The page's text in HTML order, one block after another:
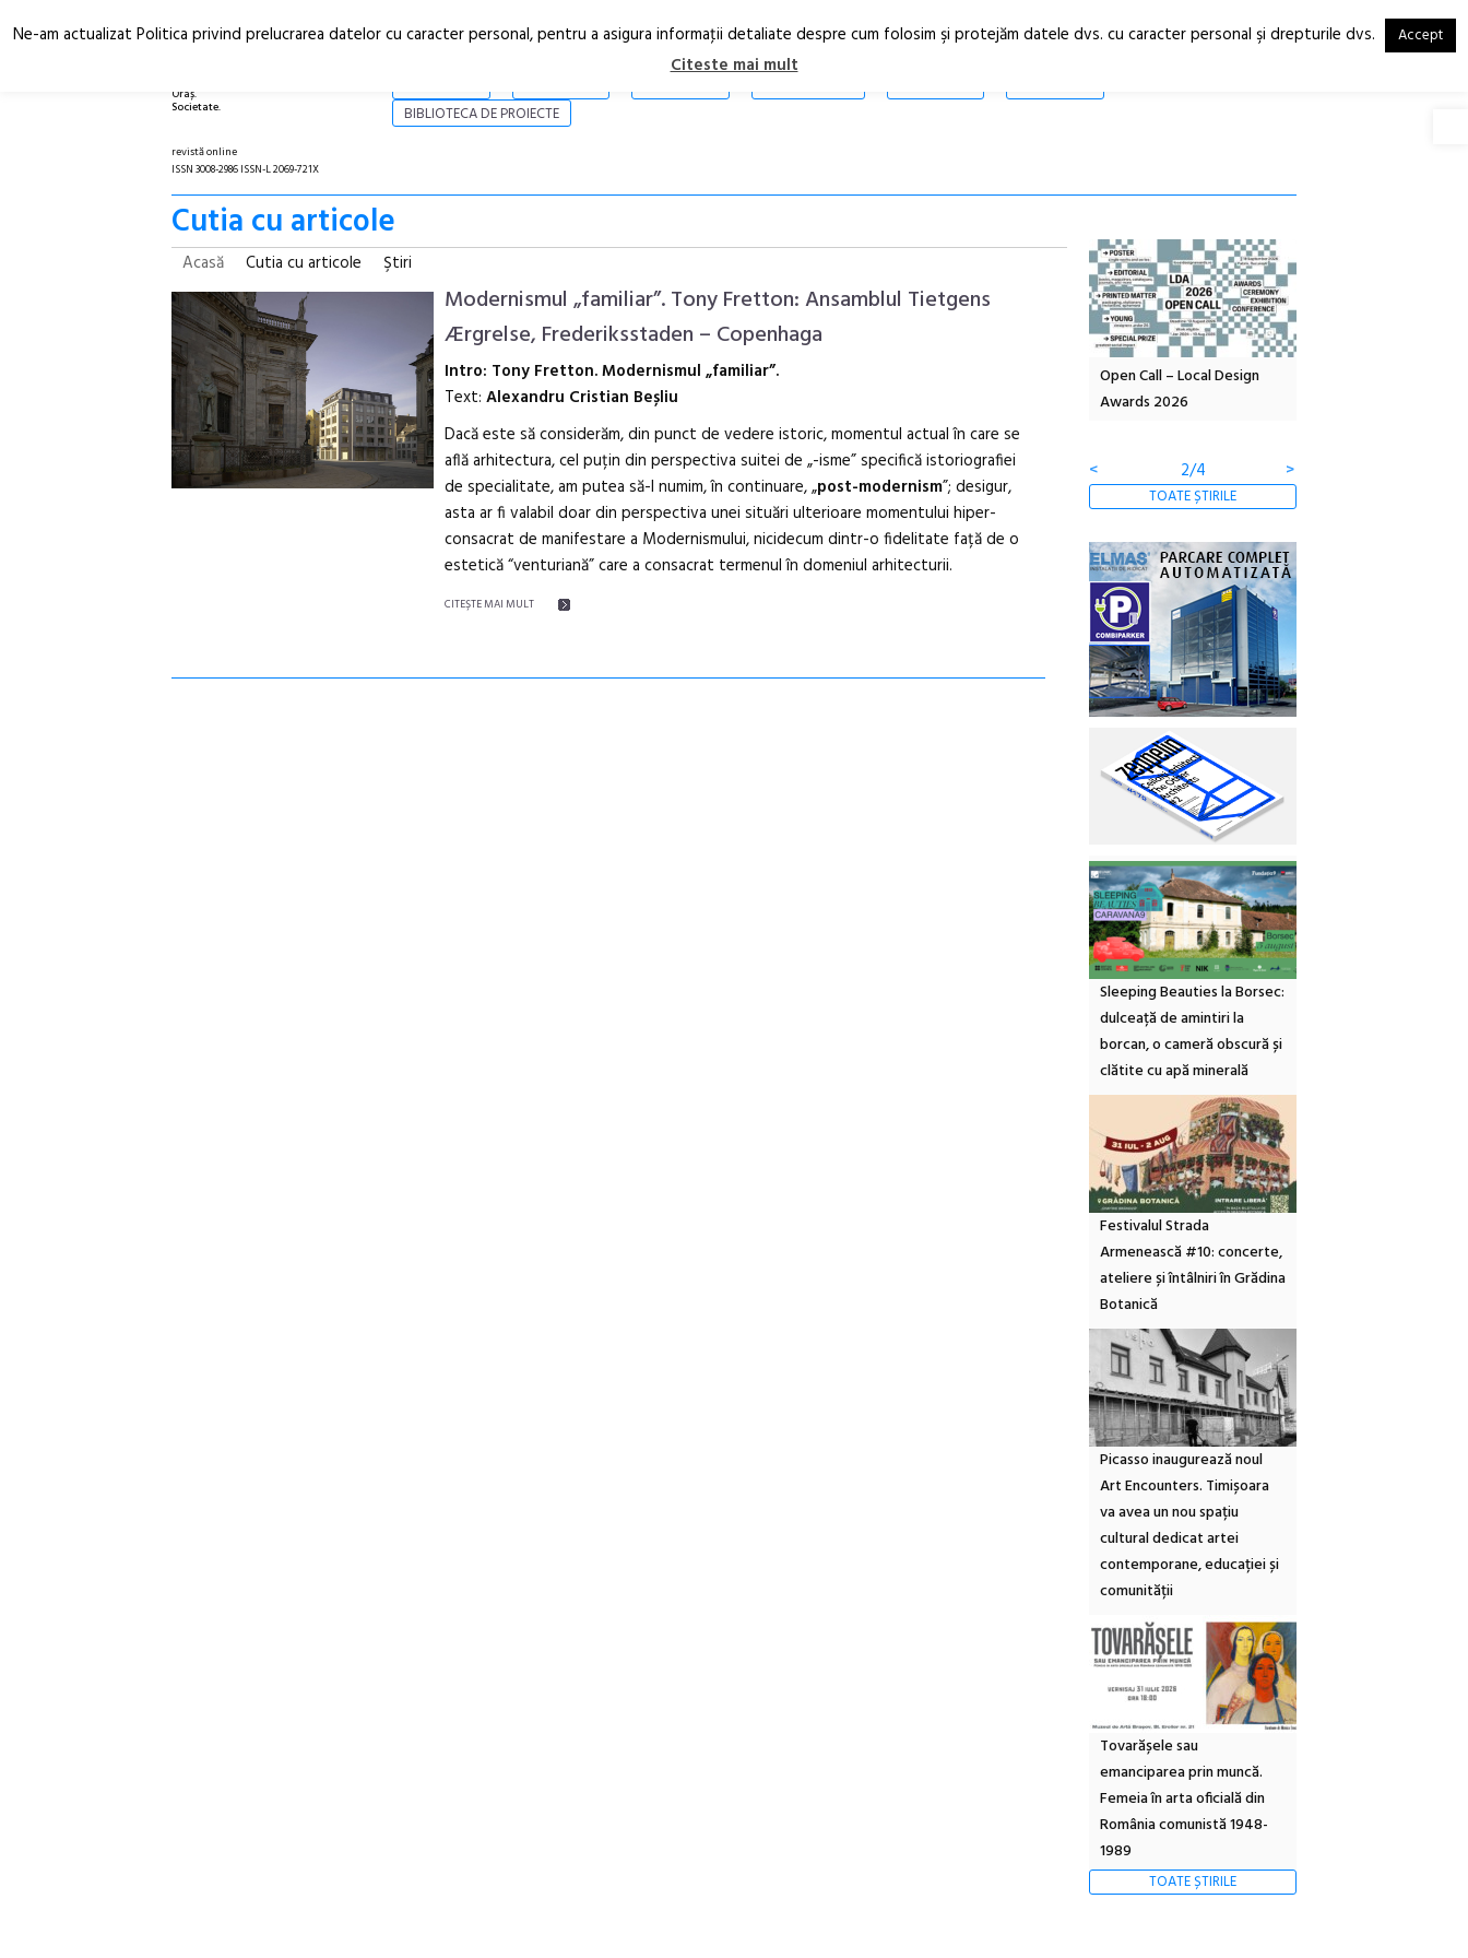
Oraș.
Societate.
RO
EN
BIBLIOTECA DE PROIECTE
revistă online
ISSN 3008-2986 ISSN-L 2069-721X
Cutia cu articole
Acasă Cutia cu articole Ştiri
Modernismul „familiar”. Tony Fretton: Ansamblul Tietgens
Ærgrelse, Frederiksstaden – Copenhaga
Intro: Tony Fretton. Modernismul „familiar”.
Text: Alexandru Cristian Beșliu
Dacă este să considerăm, din punct de vedere istoric, momentul actual în care se
află arhitectura, cel puțin din perspectiva suitei de „-isme” specifică istoriografiei
de specialitate, am putea să-l numim, în continuare, „post-modernism”; desigur,
asta ar fi valabil doar din perspectiva unei situări ulterioare momentului hiper-
consacrat de manifestare a Modernismului, nicidecum dintr-o fidelitate față de o
estetică “venturiană” care a consacrat termenul în domeniul arhitecturii.
CITEŞTE MAI MULT
Open Call – Local Design
Awards 2026
<
2/4 >
TOATE ȘTIRILE
Sleeping Beauties la Borsec:
dulceață de amintiri la
borcan, o cameră obscură și
clătite cu apă minerală
Festivalul Strada
Armenească #10: concerte,
ateliere și întâlniri în Grădina
Botanică
Picasso inaugurează noul
Art Encounters. Timișoara
va avea un nou spațiu
cultural dedicat artei
contemporane, educației și
comunității
Tovarășele sau
emanciparea prin muncă.
Femeia în arta oficială din
România comunistă 1948-
1989
TOATE ȘTIRILE
Ne-am actualizat Politica privind prelucrarea datelor cu caracter personal, pentru a asigura informaţii detaliate despre cum folosim şi protejăm datele dvs. cu caracter personal şi drepturile dvs. Accept
Citeste mai mult